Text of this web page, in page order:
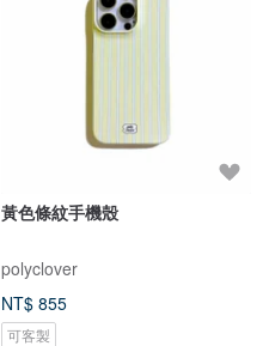
黃色條紋手機殼
polyclover
NT$ 855
可客製